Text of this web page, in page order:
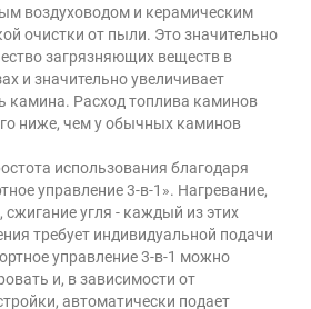
воздуховодом и керамическим
очистки от пыли. Это значительно
загрязняющих веществ в
и значительно увеличивает
камина. Расход топлива каминов
ниже, чем у обычных каминов
использования благодаря
управление 3-в-1». Нагревание,
сжигание угля - каждый из этих
требует индивидуальной подачи
управление 3-в-1 можно
и, в зависимости от
автоматически подает